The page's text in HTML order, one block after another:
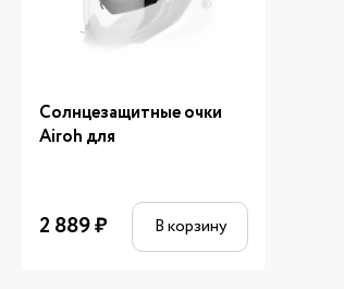
Солнцезащитные очки
Airoh для
2 889₽ В корзину